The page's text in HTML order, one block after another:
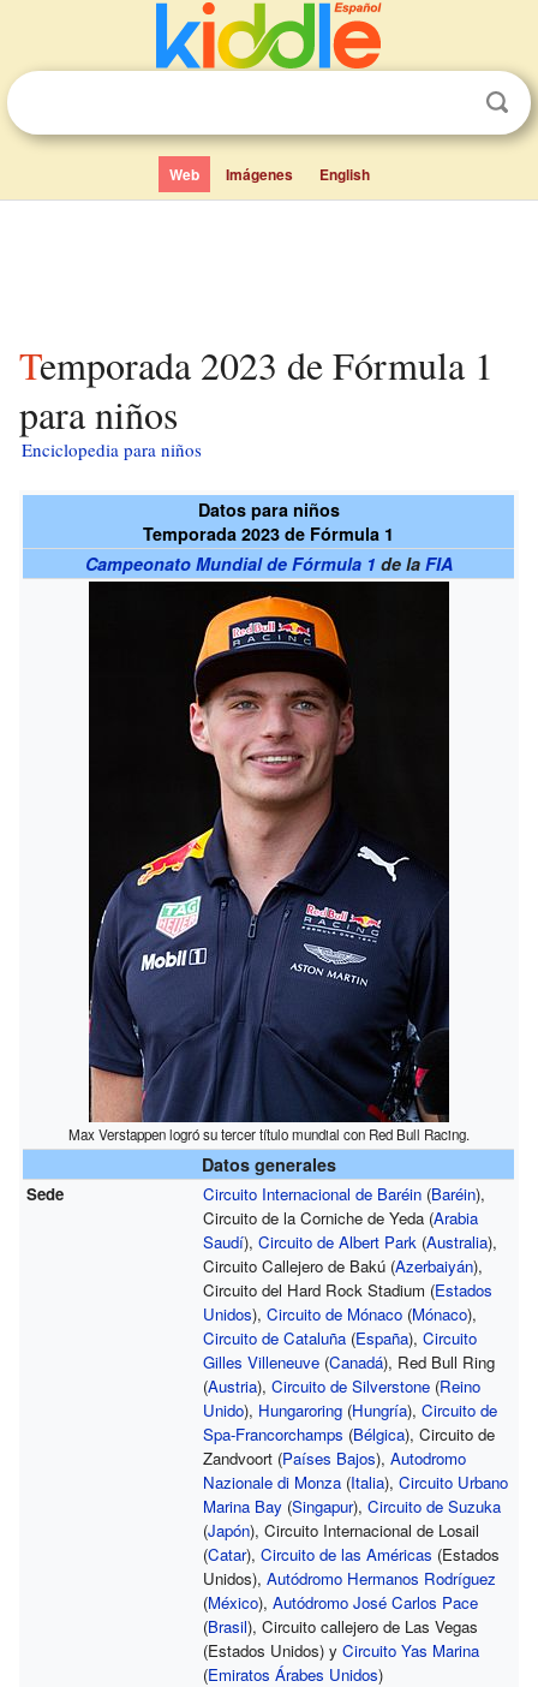
Web Imágenes English
Temporada 2023 de Fórmula 1
para niños
Enciclopedia para niños
Datos para niños
Temporada 2023 de Fórmula 1
Campeonato Mundial de Fórmula 1 de la FIA
Max Verstappen logró su tercer título mundial con Red Bull Racing.
Datos generales
Sede Circuito Internacional de Baréin(Baréin),
Circuito de la Corniche de Yeda (Arabia
Saudí), Circuito de Albert Park (Australia),
Circuito Callejero de Bakú (Azerbaiyán),
Circuito del Hard Rock Stadium (Estados
Unidos), Circuito de Mónaco(Mónaco),
Circuito de Cataluña(España), Circuito
Gilles Villeneuve(Canadá), Red Bull Ring
(Austria), Circuito de Silverstone(Reino
Unido), Hungaroring(Hungría), Circuito de
Spa-Francorchamps (Bélgica), Circuito de
Zandvoort (Países Bajos), Autodromo
Nazionale di Monza(Italia), Circuito Urbano
Marina Bay(Singapur), Circuito de Suzuka
(Japón), Circuito Internacional de Losail
(Catar), Circuito de las Américas (Estados
Unidos), Autódromo Hermanos Rodríguez
(México), Autódromo José Carlos Pace
(Brasil), Circuito callejero de Las Vegas
(Estados Unidos) y Circuito Yas Marina
(Emiratos Árabes Unidos)